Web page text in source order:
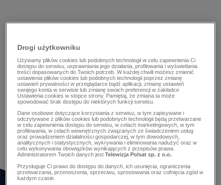
Drogi użytkowniku
Używamy plików cookies lub podobnych technologii w celu zapewnienia Ci
dostępu do serwisu, usprawniania jego działania, profilowania i wyświetlania
treści dopasowanych do Twoich potrzeb. W każdej chwili możesz zmienić
ustawienia plików cookies lub podobnych technologii poprzez zmianę
ustawień prywatności w przeglądarce bądź aplikacji, zmianę ustawień
swojego konta w serwisie lub zmianę swoich preferencji w zakładce
Ustawienia cookies w stopce strony. Pamiętaj, że zmiana ta może
spowodować brak dostępu do niektórych funkcji serwisu.
Dane osobowe dotyczące korzystania z serwisu, w tym zapisywane i
odczytywane z plików cookies lub podobnych technologii będą przetwarzane
w celu zapewnienia dostępu do serwisu, w celach marketingowych, w tym
profilowania, w celach wewnętrznych związanych ze świadczeniem usług
oraz prowadzeniem działalności gospodarczej, w tym dowodowych,
analitycznych i statystycznych, wykrywania i eliminowania nadużyć oraz w
celu wykonywania obowiązków wynikających z przepisów prawa.
Administratorem Twoich danych jestTelewizja Polsat sp. z o.o.
Przysługuje Ci prawo do dostępu do danych, ich usunięcia, ograniczenia
przetwarzania, przenoszenia, sprzeciwu, sprostowania oraz cofnięcia zgód w
każdym czasie.